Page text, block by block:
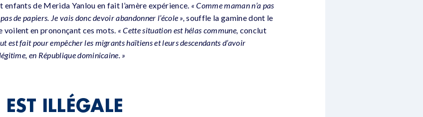
enfants de Merida Yanlou en fait l’amère expérience. « Comme maman n’a pas
de papiers. Je vais donc devoir abandonner l’école »,souffle la gamine dont le
voilent en prononçant ces mots. « Cette situation est hélas commune, conclut
est fait pour empêcher les migrants haïtiens et leurs descendants d’avoir
en République dominicaine. »
ILLÉGALE